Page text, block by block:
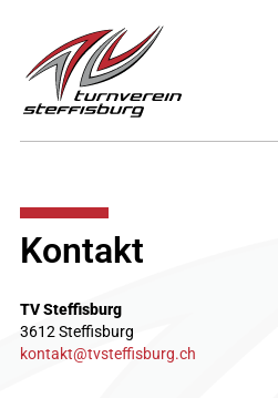
Kontakt
TV Steffisburg
3612 Steffisburg
kontakt
tvsteffisburg.ch